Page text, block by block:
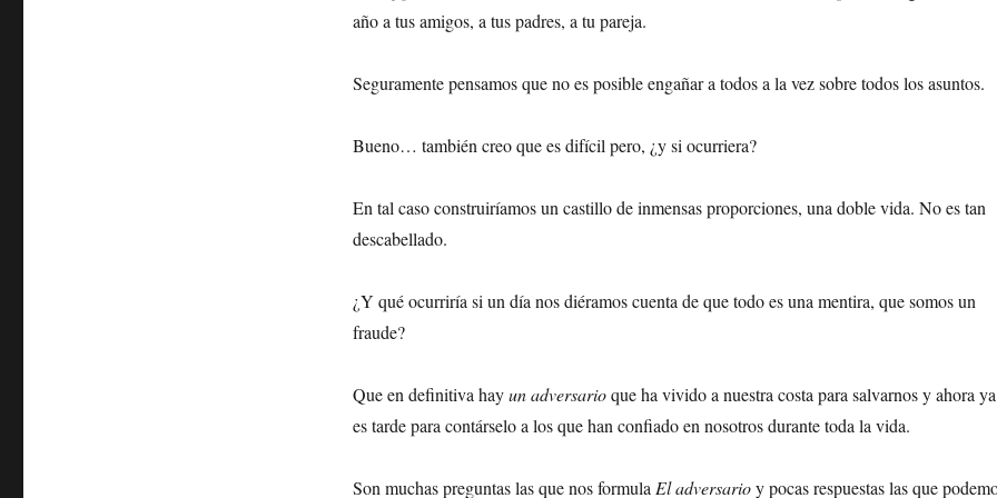
año a tus amigos, a tus padres, a tu pareja.
Seguramente pensamos que no es posible engañar a todos a la vez sobre todos los asuntos.
Bueno… también creo que es difícil pero, ¿y si ocurriera?
En tal caso construiríamos un castillo de inmensas proporciones, una doble vida. No es tan
descabellado.
¿Y qué ocurriría si un día nos diéramos cuenta de que todo es una mentira, que somos un
fraude?
Que en definitiva hayun adversarioque ha vivido a nuestra costa para salvarnos y ahora ya
es tarde para contárselo a los que han confiado en nosotros durante toda la vida.
Son muchas preguntas las que nos formula El adversarioy pocas respuestas las que